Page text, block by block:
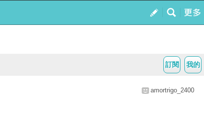
我的
訂閱
amortrigo_2400